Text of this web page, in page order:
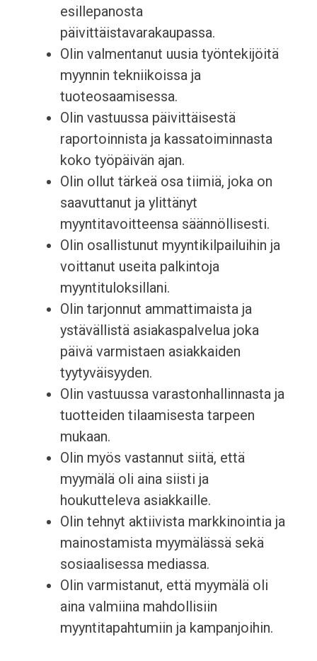
esillepanosta
päivittäistavarakaupassa.
Olin valmentanut uusia työntekijöitä
myynnin tekniikoissa ja
tuoteosaamisessa.
Olin vastuussa päivittäisestä
raportoinnista ja kassatoiminnasta
koko työpäivän ajan.
Olin ollut tärkeä osa tiimiä, joka on
saavuttanut ja ylittänyt
myyntitavoitteensa säännöllisesti.
Olin osallistunut myyntikilpailuihin ja
voittanut useita palkintoja
myyntituloksillani.
Olin tarjonnut ammattimaista ja
ystävällistä asiakaspalvelua joka
päivä varmistaen asiakkaiden
tyytyväisyyden.
Olin vastuussa varastonhallinnasta ja
tuotteiden tilaamisesta tarpeen
mukaan.
Olin myös vastannut siitä, että
myymälä oli aina siisti ja
houkutteleva asiakkaille.
Olin tehnyt aktiivista markkinointia ja
mainostamista myymälässä sekä
sosiaalisessa mediassa.
Olin varmistanut, että myymälä oli
aina valmiina mahdollisiin
myyntitapahtumiin ja kampanjoihin.